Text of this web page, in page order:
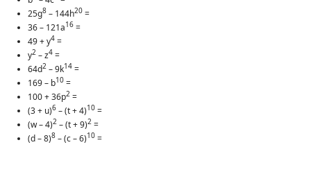
25g8 – 144h20 =
36 – 121a16 =
49 + y4 =
y2 – z4 =
64d2 – 9k14 =
169 – b10 =
100 + 36p2 =
(3 + u)6 – (t + 4)10 =
(w – 4)2 – (t + 9)2 =
(d – 8)8 – (c – 6)10 =